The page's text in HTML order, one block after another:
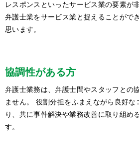
レスポンスといったサービス業の要素が
弁護士業をサービス業と捉えることがで
思います。
協調性がある方
弁護士業務は、弁護士間やスタッフとの
ません。 役割分担をふまえながら良好な
り、共に事件解決や業務改善に取り組め
す。